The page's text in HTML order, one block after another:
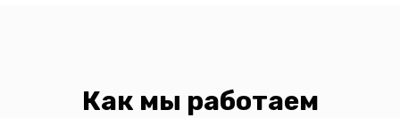
Как мы работаем